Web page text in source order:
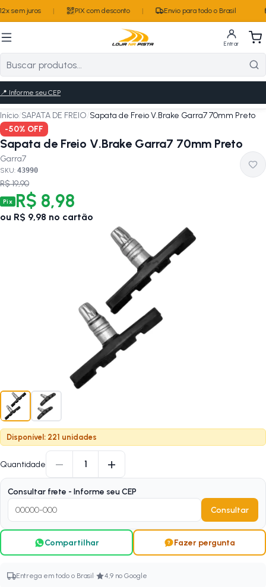
sem juros PIX com desconto Envio para todo o Brasil
Entrar
📍 Informe seu CEP
Início/SAPATA DE FREIO/Sapata de Freio V.Brake Garra7 70mm Preto
-50% OFF
Sapata de Freio V.Brake Garra7 70mm Preto
Garra7
SKU: 43990
R$ 19,90
Pix R$ 8,98
ou R$ 9,98 no cartão
Disponível: 221 unidades
Quantidade − 1 +
Consultar frete - Informe seu CEP
Consultar
Compartilhar Fazer pergunta
Entrega em todo o Brasil · 4,9 no Google